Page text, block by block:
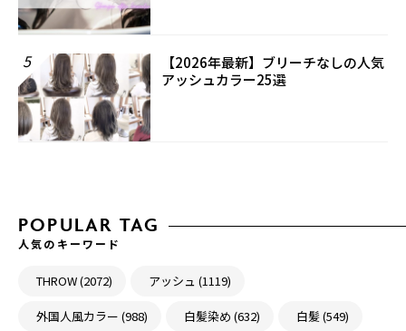
5
【2026年最新】ブリーチなしの人気
アッシュカラー25選
POPULAR TAG
人気のキーワード
THROW (2072) アッシュ (1119)
外国人風カラー (988) 白髪染め (632) 白髪 (549)